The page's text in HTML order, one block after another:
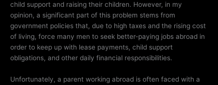
child support and raising their children. However, in my
opinion, a significant part of this problem stems from
government policies that, due to high taxes and the rising cost
of living, force many men to seek better-paying jobs abroad in
order to keep up with lease payments, child support
obligations, and other daily financial responsibilities.
Unfortunately, a parent working abroad is often faced with a